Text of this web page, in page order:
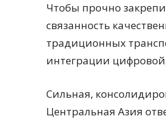
Чтобы прочно
связанность
традиционных
интеграции
Сильная,
Центральная Азия